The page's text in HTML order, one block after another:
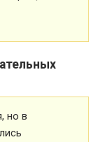
но в